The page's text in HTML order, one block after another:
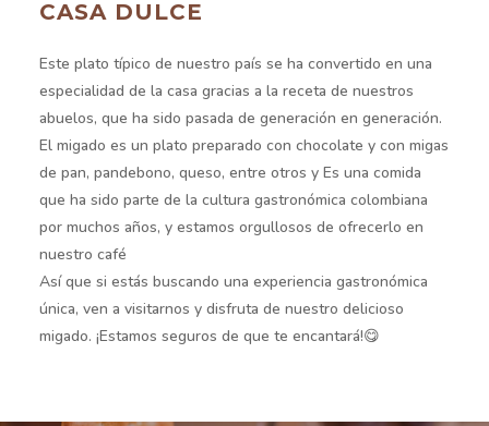
CASA DULCE
Este plato típico de nuestro país se ha convertido en una
especialidad de la casa gracias a la receta de nuestros
abuelos, que ha sido pasada de generación en generación.
El migado es un plato preparado con chocolate y con migas
de pan, pandebono, queso, entre otros y Es una comida
que ha sido parte de la cultura gastronómica colombiana
por muchos años, y estamos orgullosos de ofrecerlo en
nuestro café
Así que si estás buscando una experiencia gastronómica
única, ven a visitarnos y disfruta de nuestro delicioso
migado. ¡Estamos seguros de que te encantará!😋